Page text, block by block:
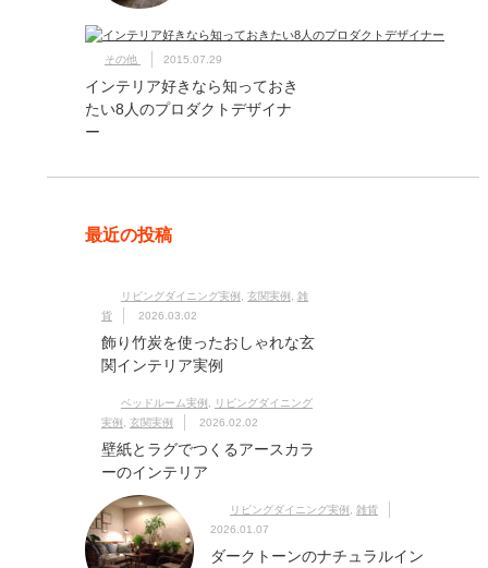
その他 2015.07.29
インテリア好きなら知っておき
たい8人のプロダクトデザイナ
ー
最近の投稿
リビングダイニング実例 玄関実例
雑
貨
2026.03.02
飾り竹炭を使ったおしゃれな玄
関インテリア実例
ベッドルーム実例
リビングダイニング
実例
玄関実例 2026.02.02
壁紙とラグでつくるアースカラ
ーのインテリア
リビングダイニング実例
雑貨
2026.01.07
ダークトーンのナチュラルイン